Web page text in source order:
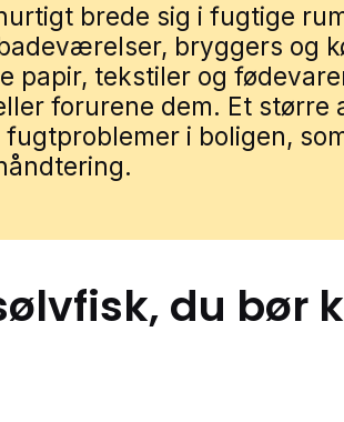
brede sig i fugtige
bryggers og
papir, tekstiler og
forurene dem. Et større
i boligen,
, du bør